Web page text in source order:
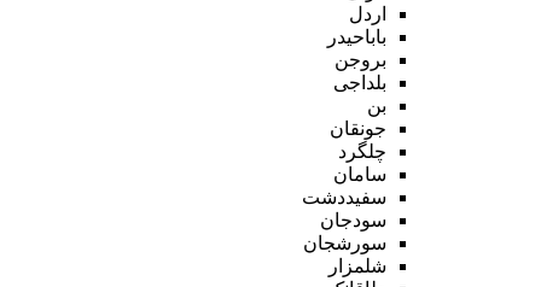
اردل
باباحیدر
بروجن
بلداجی
بن
جونقان
چلگرد
سامان
سفیددشت
سودجان
سورشجان
شلمزار